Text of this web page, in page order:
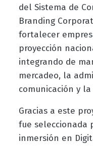
del Sistema de
Branding
fortalecer
proyección
integrando de
mercadeo, la
comunicación y
Gracias a este
fue seleccionada
inmersión en